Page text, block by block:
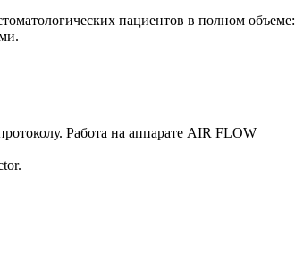
пациентов в полном объеме:
Работа на аппарате AIR FLOW